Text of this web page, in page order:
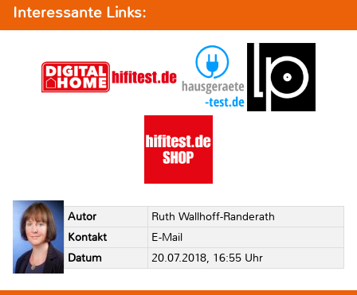
Interessante Links:
Autor
Ruth Wallhoff-Randerath
Kontakt
E-Mail
Datum
20.07.2018, 16:55 Uhr